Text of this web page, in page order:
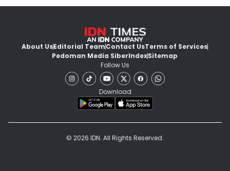
About UsEditorial TeamContact UsTerms of Services
Pedoman Media SiberIndexSitemap
Follow Us
Download
© 2026 IDN. All Rights Reserved.